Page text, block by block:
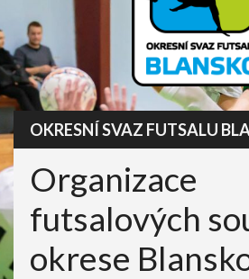
OKRESNÍ SVAZ FUTSALU
Organizace
futsalových
okrese